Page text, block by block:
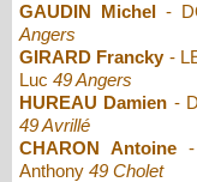
GAUDIN Michel -
Angers
GIRARD Francky-
Luc 49 Angers
HUREAU Damien -
49 Avrillé
CHARON Antoine-
Anthony 49 Cholet